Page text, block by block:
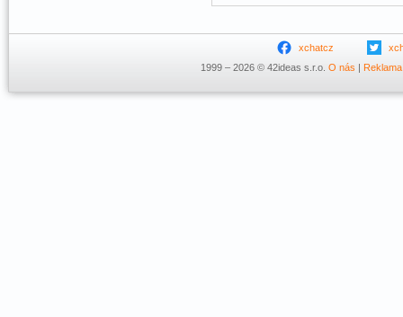
xchatcz
1999 – 2026 © 42ideas s.r.o. O nás | Reklama